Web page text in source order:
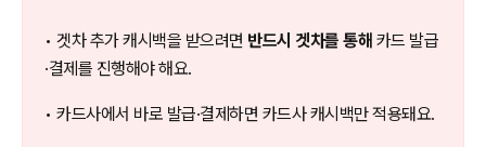
• 겟차 추가 캐시백을 받으려면 반드시 겟차를 통해 카드 발급
·결제를 진행해야 해요.
• 카드사에서 바로 발급·결제하면 카드사 캐시백만 적용돼요.